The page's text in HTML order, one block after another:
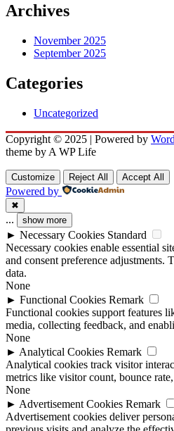
Archives
November 2025
September 2025
Categories
Uncategorized
Copyright © 2025 | Powered by
theme by A WP Life
Customize Reject All Accept All
Powered by
✖
... show more
► Necessary Cookies Standard
Necessary cookies enable essential
and consent preference adjustments.
data.
None
► Functional Cookies Remark
Functional cookies support features
media, collecting feedback, and
None
► Analytical Cookies Remark
Analytical cookies track visitor
metrics like visitor count, bounce
None
► Advertisement Cookies Remark
Advertisement cookies deliver